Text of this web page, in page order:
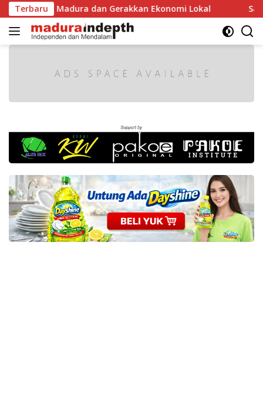
Langsung
ke
konten
Terbarudan Gerakkan Ekonomi Lokal Sambut HUT